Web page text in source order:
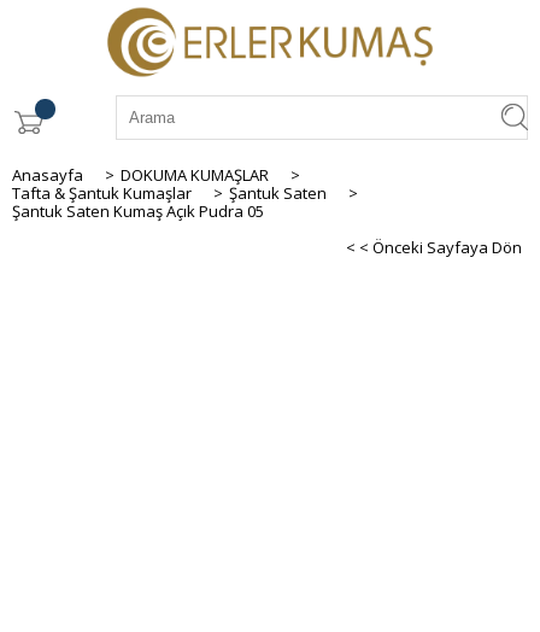
Anasayfa > DOKUMA KUMAŞLAR
>
Tafta & Şantuk Kumaşlar
> Şantuk Saten
>
Şantuk Saten Kumaş Açık Pudra 05
< < Önceki Sayfaya Dön